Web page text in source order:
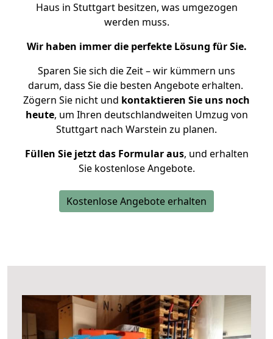
Haus in Stuttgart besitzen, was umgezogen
werden muss.
Wir haben immer die perfekte Lösung für Sie.
Sparen Sie sich die Zeit – wir kümmern uns
darum, dass Sie die besten Angebote erhalten.
Zögern Sie nicht und kontaktieren Sie uns noch
heute, um Ihren deutschlandweiten Umzug von
Stuttgart nach Warstein zu planen.
Füllen Sie jetzt das Formular aus, und erhalten
Sie kostenlose Angebote.
Kostenlose Angebote erhalten